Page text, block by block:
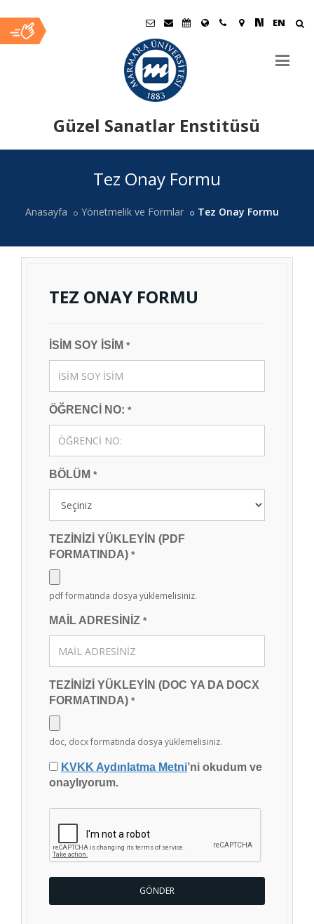
EN
Güzel Sanatlar Enstitüsü
Tez Onay Formu
Anasayfa Yönetmelik ve Formlar Tez Onay Formu
TEZ ONAY FORMU
İSİM SOY İSİM *
ÖĞRENCİ NO: *
BÖLÜM *
TEZİNİZİ YÜKLEYİN (PDF
FORMATINDA) *
pdf formatında dosya yüklemelisiniz.
MAİL ADRESİNİZ *
TEZİNİZİ YÜKLEYİN (DOC YA DA DOCX
FORMATINDA) *
doc, docx formatında dosya yüklemelisiniz.
KVKK Aydınlatma Metni’ni okudum ve
onaylıyorum.
GÖNDER